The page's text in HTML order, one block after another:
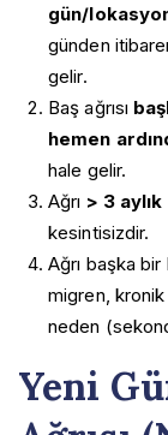
gün/
günden
gelir.
Baş ağrısı
hemen
hale gelir.
Ağrı > 3
kesintisizdir.
Ağrı başka bir
migren, kronik
neden
Yeni